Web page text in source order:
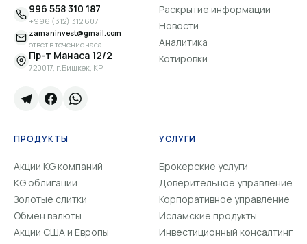
996 558 310 187
+996 (312) 312 607
zamaninvest@gmail.com
ответ в течение часа
Пр-т Манаса 12/2
720017, г.Бишкек, КР
ПРОДУКТЫ
Акции KG компаний
KG облигации
Золотые слитки
Обмен валюты
Акции США и Европы
УСЛУГИ
Брокерские услуги
Доверительное управление
Корпоративное управление
Исламские продукты
Инвестиционный консалтинг
Раскрытие информации
Новости
Аналитика
Котировки